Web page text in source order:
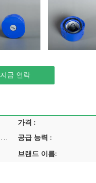
지금 연락
가격 :
폴리 bag+carton 또는 사용자 주문생산에 따른 것 공급 능력 :
브랜드 이름: